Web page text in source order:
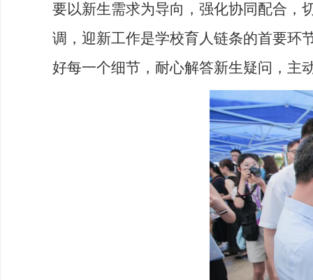
要以新生需求为导向，强化协同配合，
调，迎新工作是学校育人链条的首要环
好每一个细节，耐心解答新生疑问，主